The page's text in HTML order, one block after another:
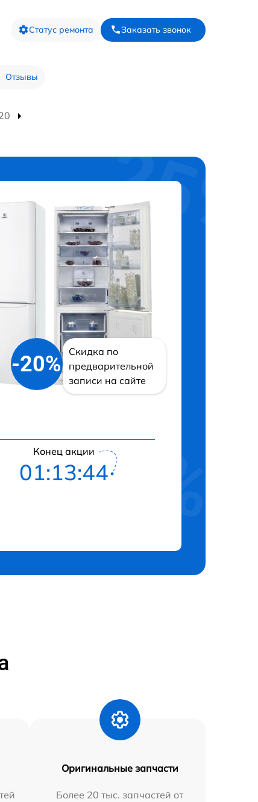
Статус ремонта Заказать звонок
Отзывы
-20%
Скидка по
предварительной
записи на сайте
Конец акции
01:13:43
Оригинальные запчасти
Более 20 тыс. запчастей от